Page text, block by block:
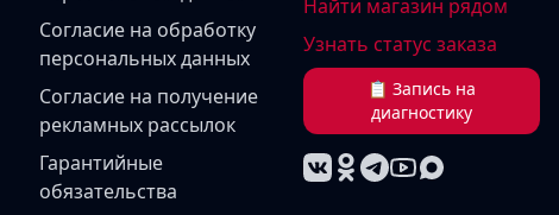
Согласие на обработку
персональных данных
Согласие на получение
рекламных рассылок
Гарантийные
обязательства
Найти магазин рядом
Узнать статус заказа
📋 Запись на
диагностику